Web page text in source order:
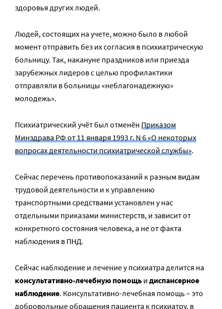
здоровья других людей.
Людей, состоящих на учете, можно было в любой
момент отправить без их согласия в психиатрическую
больницу. Так, накануне праздников или приезда
зарубежных лидеров с целью профилактики
отправляли в больницы «неблагонадежную»
молодежь».
Психиатрический учёт был отменён Приказом
Минздрава РФ от 11 января 1993 г. N 6 «О некоторых
вопросах деятельности психиатрической службы».
Сейчас перечень противопоказаний к разным видам
трудовой деятельности и к управлению
транспортными средствами установлен у нас
отдельными приказами министерств, и зависит от
конкретного состояния человека, а не от факта
наблюдения в ПНД.
Сейчас наблюдение и лечение у психиатра делится на
консультативно-лечебную помощь и диспансерное
наблюдение. Консультативно-лечебная помощь – это
добровольные обращения пациента к психиатру, в